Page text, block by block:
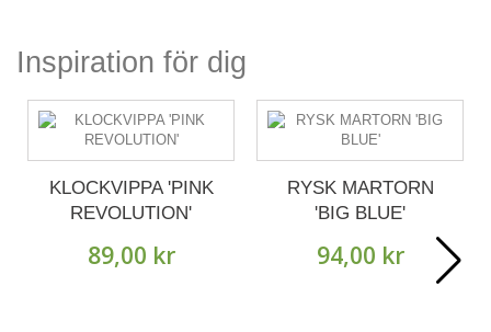
Inspiration för dig
KLOCKVIPPA 'PINK
REVOLUTION'
89,00 kr
RYSK MARTORN
'BIG BLUE'
94,00 kr